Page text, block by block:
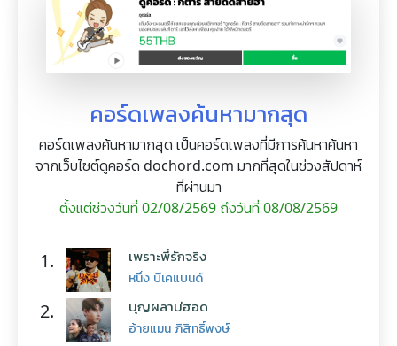
คอร์ดเพลงค้นหามากสุด
คอร์ดเพลงค้นหามากสุด เป็นคอร์ดเพลงที่มีการค้นหาค้นหา
จากเว็บไซต์ดูคอร์ด dochord.com มากที่สุดในช่วงสัปดาห์
ที่ผ่านมา
ตั้งแต่ช่วงวันที่ 02/08/2569 ถึงวันที่ 08/08/2569
1. เพราะพี่รักจริง
หนึ่ง บีเคแบนด์
2. บุญผลาบ่ฮอด
อ้ายแมน ภิสิทธิ์พงษ์